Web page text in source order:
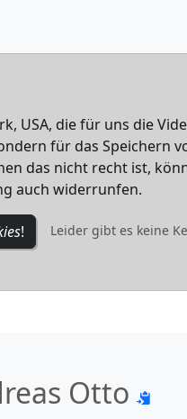
USA, die für uns die
für das Speichern
das nicht recht ist,
auch widerrunfen.
! Leider gibt es keine
Otto